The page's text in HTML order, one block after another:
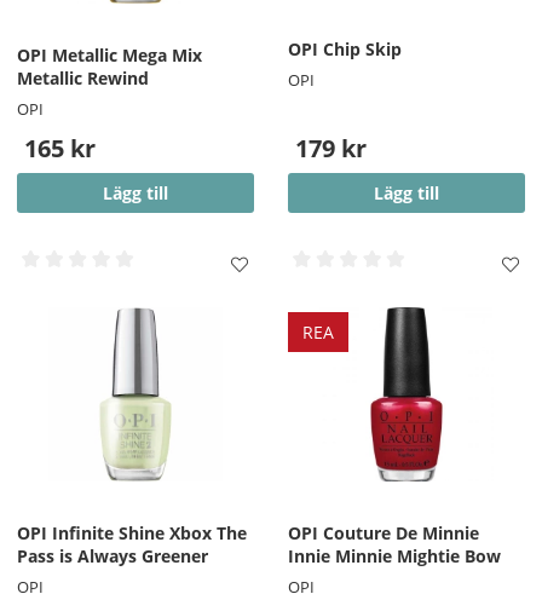
OPI Metallic Mega Mix
Metallic Rewind
OPI
165 kr
Lägg till
OPI Chip Skip
OPI
179 kr
Lägg till
OPI Infinite Shine Xbox The
Pass is Always Greener
OPI
REA
OPI Couture De Minnie
Innie Minnie Mightie Bow
OPI